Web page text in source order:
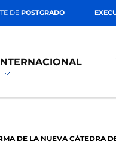
DE POSTGRADO
DE LA NUEVA CÁTEDRA